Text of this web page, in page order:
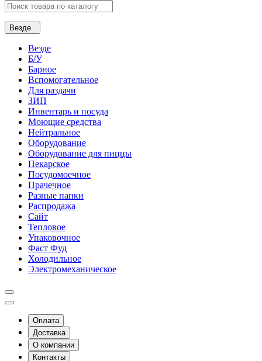
Везде
Везде
Б/У
Барное
Вспомогательное
Для раздачи
ЗИП
Инвентарь и посуда
Моющие средства
Нейтральное
Оборудование
Оборудование для пиццы
Пекарское
Посудомоечное
Прачечное
Разные папки
Распродажа
Сайт
Тепловое
Упаковочное
Фаст Фуд
Холодильное
Электромеханическое
Оплата
Доставка
О компании
Контакты